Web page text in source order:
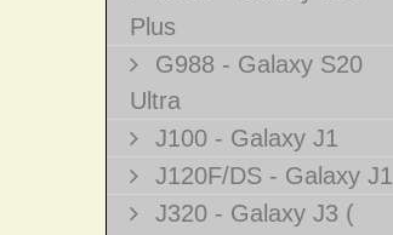
Plus
G988 - Galaxy S20
Ultra
J100 - Galaxy J1
J120F/DS - Galaxy J1
J320 - Galaxy J3 (